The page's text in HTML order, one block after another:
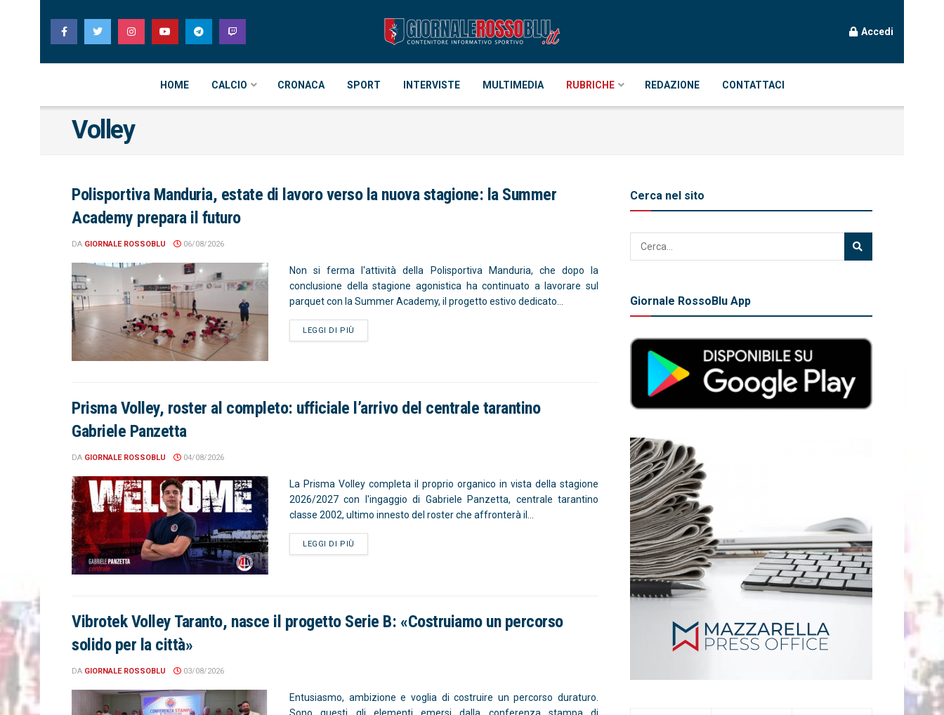
Accedi
HOME CALCIO CRONACA SPORT INTERVISTE MULTIMEDIA RUBRICHE REDAZIONE CONTATTACI
Volley
Polisportiva Manduria, estate di lavoro verso la nuova stagione: la Summer
Academy prepara il futuro
DA GIORNALE ROSSOBLU 06/08/2026
Non si ferma l'attività della Polisportiva Manduria, che dopo la
conclusione della stagione agonistica ha continuato a lavorare sul
parquet con la Summer Academy, il progetto estivo dedicato...
LEGGI DI PIÙ
Prisma Volley, roster al completo: ufficiale l’arrivo del centrale tarantino
Gabriele Panzetta
DA GIORNALE ROSSOBLU 04/08/2026
La Prisma Volley completa il proprio organico in vista della stagione
2026/2027 con l'ingaggio di Gabriele Panzetta, centrale tarantino
classe 2002, ultimo innesto del roster che affronterà il...
LEGGI DI PIÙ
Vibrotek Volley Taranto, nasce il progetto Serie B: «Costruiamo un percorso
solido per la città»
DA GIORNALE ROSSOBLU 03/08/2026
Entusiasmo, ambizione e voglia di costruire un percorso duraturo.
Cerca nel sito
Giornale RossoBlu App